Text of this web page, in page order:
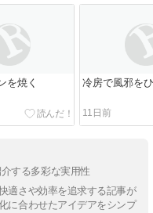
を焼く 冷房で風邪を
11日前
する多彩な実用性
適さや効率を追求する記事が
に合わせたアイデアをシンプ